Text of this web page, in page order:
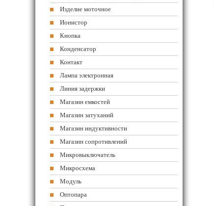
Изделие моточное
Ионистор
Кнопка
Конденсатор
Контакт
Лампа электронная
Линия задержки
Магазин емкостей
Магазин затуханий
Магазин индуктивности
Магазин сопротивлений
Микровыключатель
Микросхема
Модуль
Оптопара